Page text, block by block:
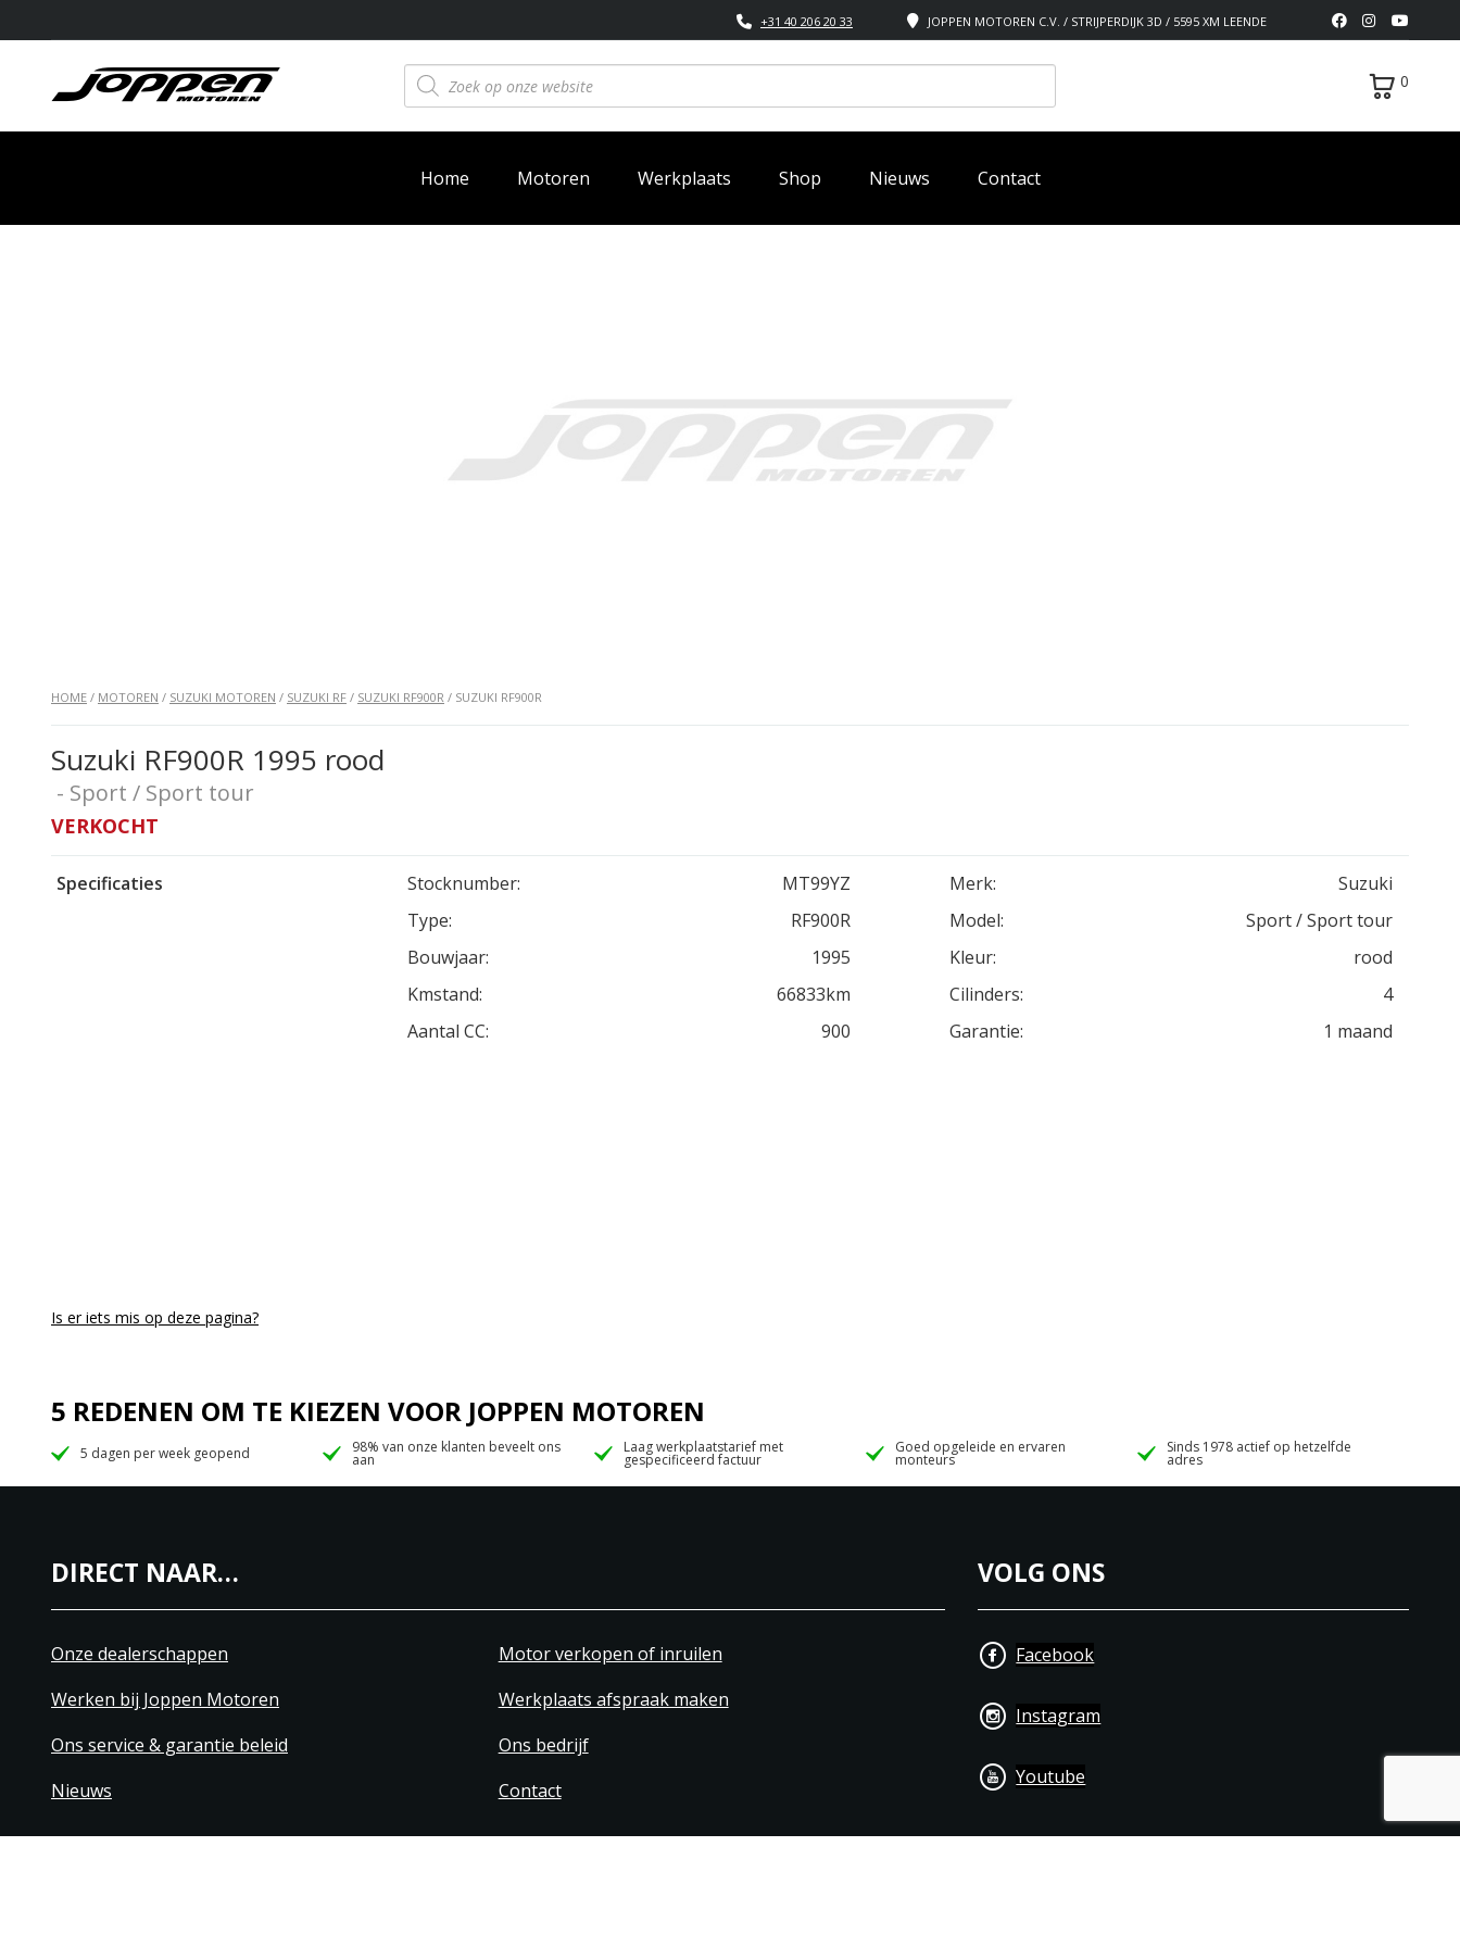
JOPPEN MOTOREN C.V. / STRIJPERDIJK 3D / 5595 XM LEENDE
+31 40 206 20 33
Producten
zoeken 0
Home Motoren Werkplaats Shop Nieuws Contact
HOME / MOTOREN / SUZUKI MOTOREN / SUZUKI RF / SUZUKI RF900R / SUZUKI RF900R
Suzuki RF900R 1995 rood
- Sport / Sport tour
VERKOCHT
Specificaties Stocknumber: MT99YZ Merk:
Suzuki
Type:
RF900R Model:
Sport / Sport tour
Bouwjaar:
1995 Kleur:
rood
Kmstand:
66833km Cilinders:
4
Aantal CC:
900 Garantie: 1 maand
Is er iets mis op deze pagina?
5 REDENEN OM TE KIEZEN VOOR JOPPEN MOTOREN
5 dagen per week geopend 98% van onze klanten beveelt ons
aan
Laag werkplaatstarief met
gespecificeerd factuur
Goed opgeleide en ervaren
monteurs
Sinds 1978 actief op hetzelfde
adres
DIRECT NAAR…
Onze dealerschappen
Motor verkopen of inruilen
Werken bij Joppen Motoren
Werkplaats afspraak maken
Ons service & garantie beleid
Ons bedrijf
Nieuws
Contact
VOLG ONS
Facebook
Instagram
Youtube